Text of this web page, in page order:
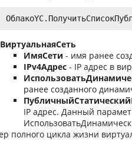
ВиртуальнаяСеть
ИмяСети - имя ранее
IPv4Адрес- IP адрес в
ранее созданного
IP адрес. Данный
полного цикла жизни